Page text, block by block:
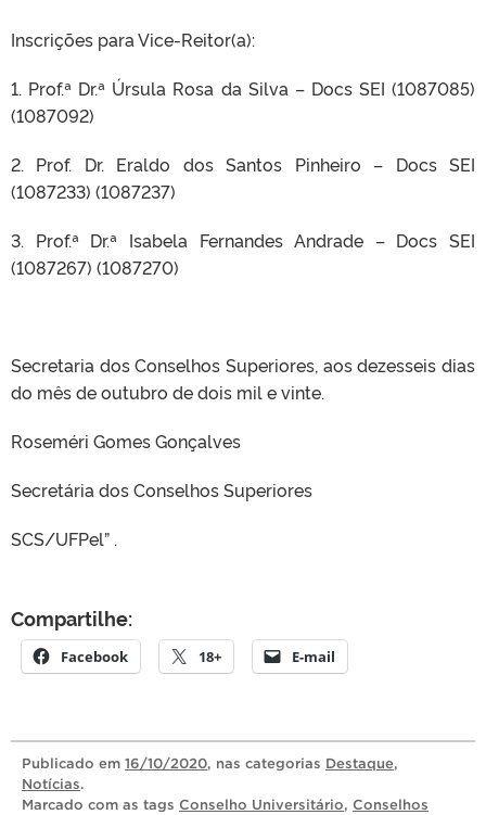
Inscrições para Vice-Reitor(a):
1. Prof.ª Dr.ª Úrsula Rosa da Silva – Docs SEI (1087085)
(1087092)
2. Prof. Dr. Eraldo dos Santos Pinheiro – Docs SEI
(1087233) (1087237)
3. Prof.ª Dr.ª Isabela Fernandes Andrade – Docs SEI
(1087267) (1087270)
Secretaria dos Conselhos Superiores, aos dezesseis dias
do mês de outubro de dois mil e vinte.
Roseméri Gomes Gonçalves
Secretária dos Conselhos Superiores
SCS/UFPel” .
Compartilhe:
Facebook 18+ E-mail
Publicado em 16/10/2020, nas categorias Destaque,
Notícias.
Marcado com as tags Conselho Universitário, Conselhos